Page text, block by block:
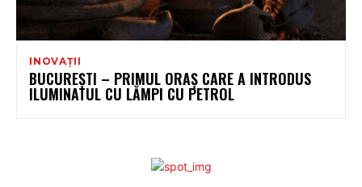
INOVAȚII
BUCUREȘTI – PRIMUL ORAȘ CARE A INTRODUS
ILUMINATUL CU LĂMPI CU PETROL